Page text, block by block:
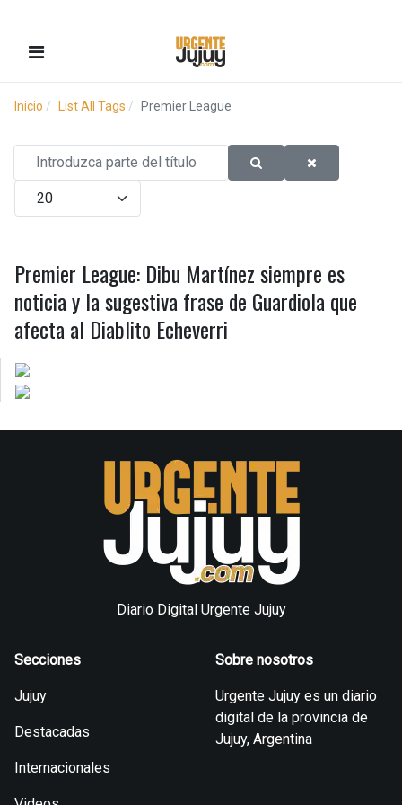
Inicio List All Tags Premier League
Introduzca parte del título
Cantidad
Premier League: Dibu Martínez siempre es
noticia y la sugestiva frase de Guardiola que
afecta al Diablito Echeverri
Diario Digital Urgente Jujuy
Secciones
Jujuy
Destacadas
Internacionales
Sobre nosotros
Urgente Jujuy es un diario
digital de la provincia de
Jujuy, Argentina